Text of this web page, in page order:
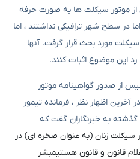
موتور سیکلت ها به صورت حرفه
در سطح شهر ترافیکی نداشتند ، اما
مورد بحث قرار گرفت. آنها
رد این موضوع اثبات کنند.
از صدور گواهینامه موتور
اظهار نظر ، فرمانده تیمور
به خبرنگاران گفت که
سیکلت زنان (به عنوان صخره ای) در
قانون و قانون هستیمبشر